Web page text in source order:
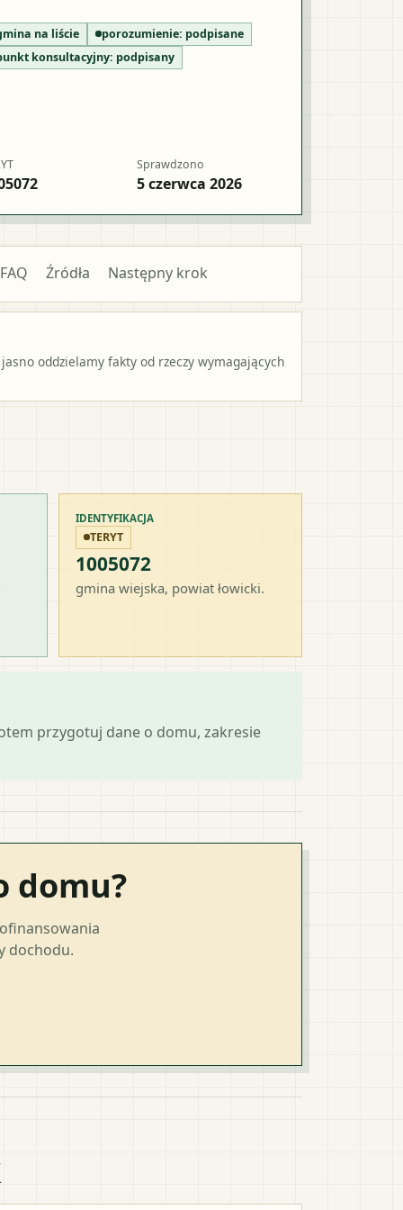
na liście porozumienie: podpisane
konsultacyjny: podpisany
Sprawdzono
5 czerwca 2026
FAQ Źródła Następny krok
oddzielamy fakty od rzeczy wymagających
IDENTYFIKACJA
TERYT
1005072
gmina wiejska, powiat łowicki.
przygotuj dane o domu, zakresie
domu?
dochodu.